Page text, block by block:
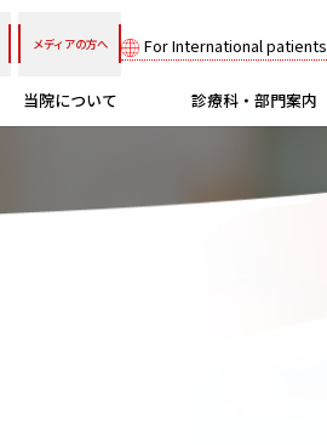
メディアの方へ For International patients
当院について 診療科・部門案内